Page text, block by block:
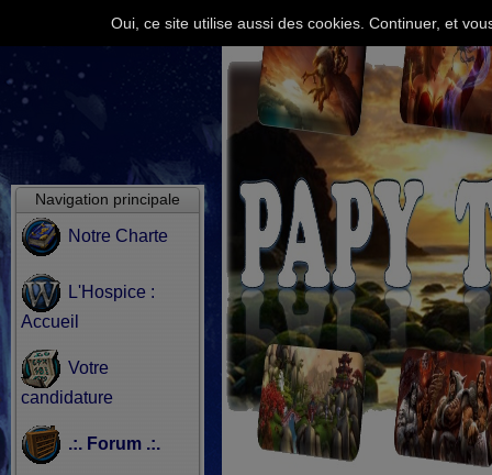
Navigation principale
Notre Charte
L'Hospice :
Accueil
Votre
candidature
.:. Forum .:.
Oui, ce site utilise aussi des cookies. Continuer, et